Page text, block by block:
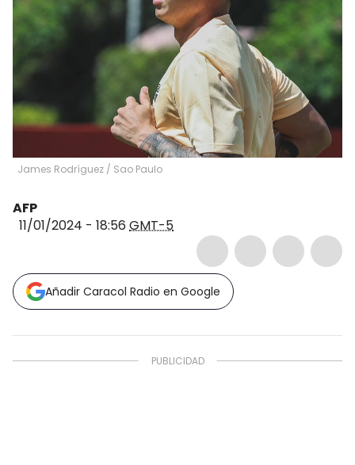
James Rodríguez / Sao Paulo
AFP
11/01/2024 - 18:56 GMT-5
Añadir Caracol Radio en Google